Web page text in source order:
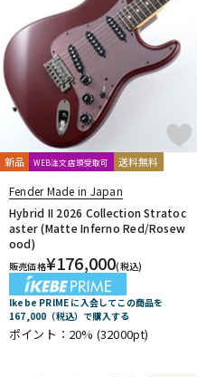
新品 WEB注文店頭受取可 送料無料
Fender Made in Japan
Hybrid II 2026 Collection Stratoc
aster (Matte Inferno Red/Rosew
ood)
販売価格¥176,000(税込)
Ikebe PRIME に入会してこの商品を
167,000（税込）で購入する
ポイント：20% (32000pt)